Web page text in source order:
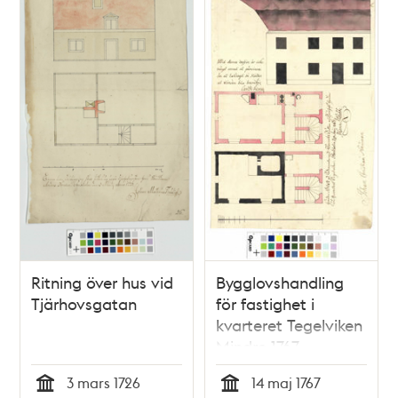
Ritning över hus vid
Tjärhovsgatan
3 mars 1726
Bygglovshandling
för fastighet i
kvarteret Tegelviken
Mindre 1767
14 maj 1767